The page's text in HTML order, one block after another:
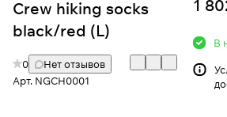
Crew hiking socks
black/red (L)
0
Нет отзывов
Арт. NGCH0001
1
В